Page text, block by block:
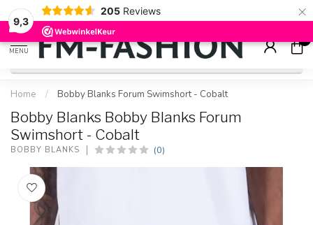
9,3
205 Reviews ×
Check onzesale artikelenvoor flinke kortingen
MENU
0
Home / Bobby Blanks Forum Swimshort - Cobalt
Bobby Blanks Bobby Blanks Forum
Swimshort - Cobalt
BOBBY BLANKS (0)